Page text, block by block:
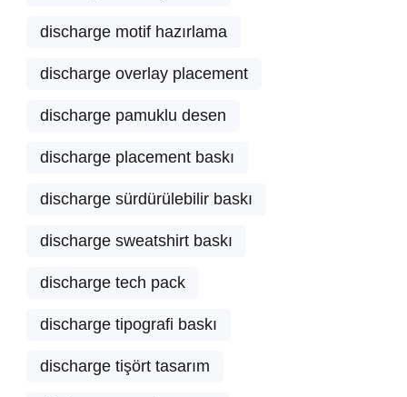
discharge motif hazırlama
discharge overlay placement
discharge pamuklu desen
discharge placement baskı
discharge sürdürülebilir baskı
discharge sweatshirt baskı
discharge tech pack
discharge tipografi baskı
discharge tişört tasarım